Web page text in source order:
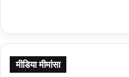
मीडिया मीमांसा